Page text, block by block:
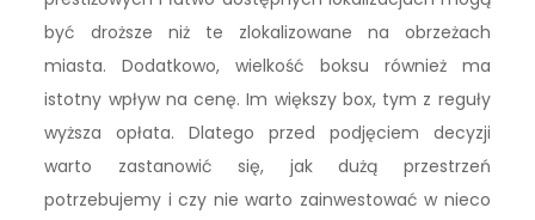
być droższe niż te zlokalizowane na obrzeżach
miasta. Dodatkowo, wielkość boksu również ma
istotny wpływ na cenę. Im większy box, tym z reguły
wyższa opłata. Dlatego przed podjęciem decyzji
warto zastanowić się, jak dużą przestrzeń
potrzebujemy i czy nie warto zainwestować w nieco